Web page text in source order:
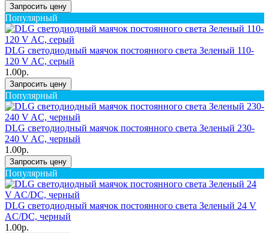
Запросить цену
Популярный
DLG светодиодный маячок постоянного света Зеленый 110-
120 V AC, серый
1.00р.
Запросить цену
Популярный
DLG светодиодный маячок постоянного света Зеленый 230-
240 V AC, черный
1.00р.
Запросить цену
Популярный
DLG светодиодный маячок постоянного света Зеленый 24 V
AC/DC, черный
1.00р.